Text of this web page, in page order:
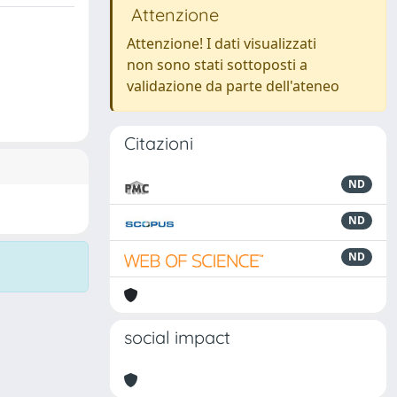
Attenzione
Attenzione! I dati visualizzati
non sono stati sottoposti a
validazione da parte dell'ateneo
Citazioni
ND
ND
ND
social impact